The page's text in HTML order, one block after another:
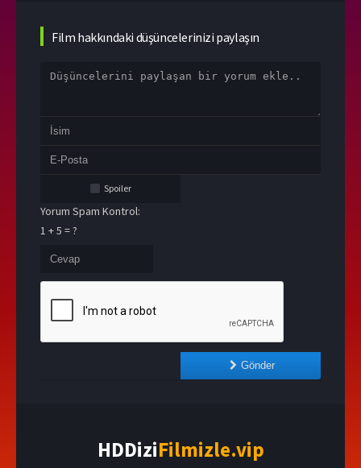
Film hakkındaki düşüncelerinizi paylaşın
Spoiler
Yorum Spam Kontrol:
1 + 5 = ?
Gönder
HDDiziFilmizle.vip